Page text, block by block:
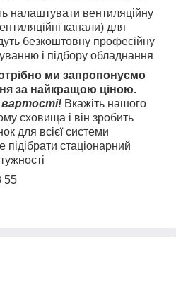
налаштувати вентиляційну
канали) для
безкоштовну професійну
і підбору обладнання
ми запропонуємо
за найкращою ціною.
вартості! Вкажіть нашого
сховища і він зробить
для всієї системи
стаціонарний
55